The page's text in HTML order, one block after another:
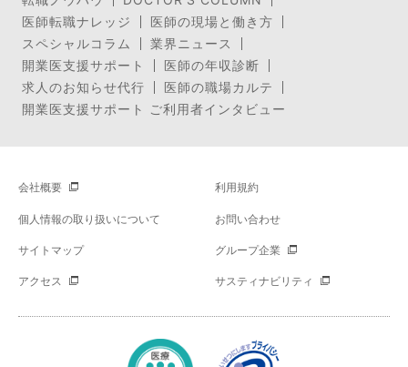
医師転職ナレッジ
医師の現場と働き方
スペシャルコラム
業界ニュース
開業医支援サポート
医師の年収診断
求人のお知らせ代行
医師の職場カルテ
開業医支援サポート ご利用者インタビュー
会社概要 利用規約
個人情報の取り扱いについて お問い合わせ
サイトマップ グループ企業
アクセス サスティナビリティ